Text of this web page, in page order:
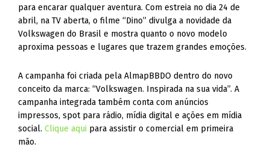
para encarar qualquer aventura. Com estreia no dia 24 de
abril, na TV aberta, o filme “Dino” divulga a novidade da
Volkswagen do Brasil e mostra quanto o novo modelo
aproxima pessoas e lugares que trazem grandes emoções.
A campanha foi criada pela AlmapBBDO dentro do novo
conceito da marca: “Volkswagen. Inspirada na sua vida”. A
campanha integrada também conta com anúncios
impressos, spot para rádio, mídia digital e ações em mídia
social.Clique aqui para assistir o comercial em primeira
mão.